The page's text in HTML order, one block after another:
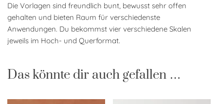
Die Vorlagen sind freundlich bunt, bewusst sehr offen
gehalten und bieten Raum für verschiedenste
Anwendungen. Du bekommst vier verschiedene Skalen
jeweils im Hoch- und Querformat.
Das könnte dir auch gefallen …